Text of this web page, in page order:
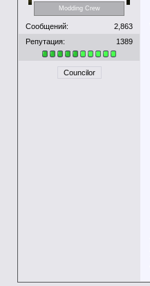
Modding Crew
Сообщений:
2,863
Репутация:
1389
Councilor